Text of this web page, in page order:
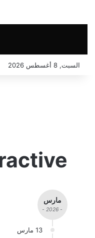
السبت, 8 أغسطس 2026
مارس
- 2026 -
13 مارس